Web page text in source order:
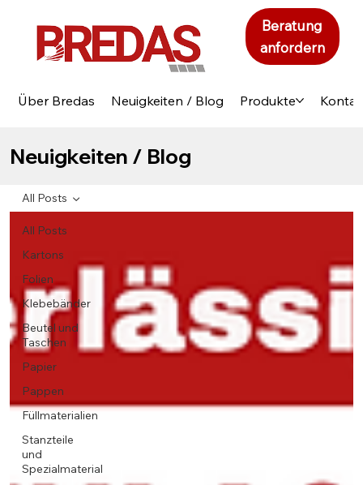
Über Bredas Neuigkeiten / Blog Produkte
Beratung
anfordern
Neuigkeiten / Blog
All Posts
Kartons
Folien
Klebebänder
Beutel und
Taschen
Papier
Pappen
Füllmaterialien
Stanzteile
und
Spezialmaterial
All Posts